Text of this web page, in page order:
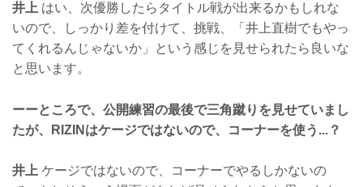
井上 はい、次優勝したらタイトル戦が出来るかもしれな
いので、しっかり差を付けて、挑戦、「井上直樹でもやっ
てくれるんじゃないか」という感じを見せられたら良いな
と思います。
ーーところで、公開練習の最後で三角蹴りを見せていまし
たが、RIZINはケージではないので、コーナーを使う...？
井上 ケージではないので、コーナーでやるしかないの